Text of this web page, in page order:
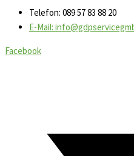
Telefon: 089 57 83 88 20
E-Mail:
Facebook